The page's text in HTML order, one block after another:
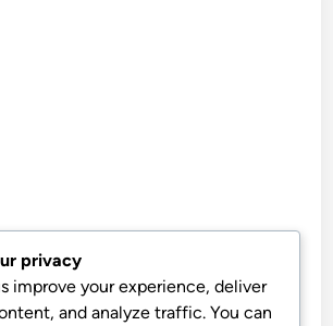
privacy
improve your experience, deliver
and analyze traffic. You can